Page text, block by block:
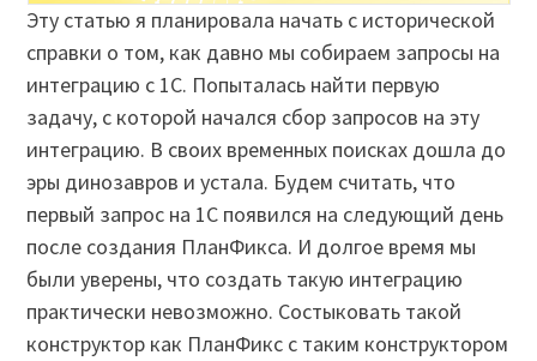
Эту статью я планировала начать с исторической
справки о том, как давно мы собираем запросы на
интеграцию с 1С. Попыталась найти первую
задачу, с которой начался сбор запросов на эту
интеграцию. В своих временных поисках дошла до
эры динозавров и устала. Будем считать, что
первый запрос на 1С появился на следующий день
после создания ПланФикса. И долгое время мы
были уверены, что создать такую интеграцию
практически невозможно. Состыковать такой
конструктор как ПланФикс с таким конструктором